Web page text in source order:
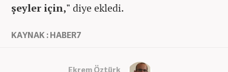
şeyler için," diye ekledi.
KAYNAK : HABER7
Ekrem Öztürk